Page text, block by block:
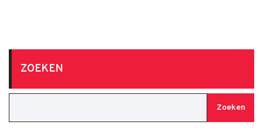
ZOEKEN
Zoeken